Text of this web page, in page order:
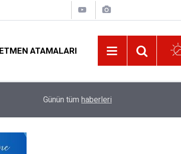
ATAMALARI
Zincirleme Kazada 6 Öğretmen Yaralandı
Günün tüm haberleri